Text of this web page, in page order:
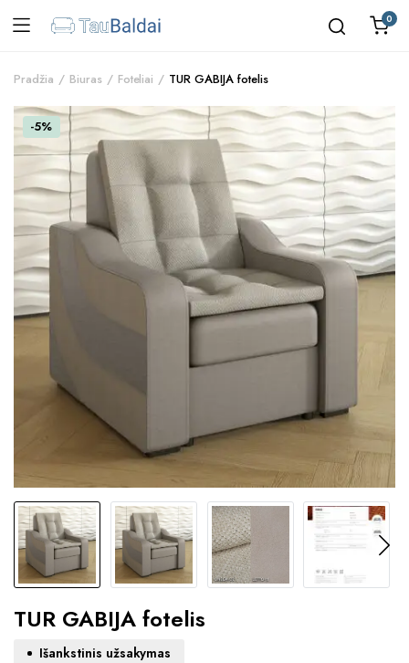
0
Pradžia Biuras Foteliai TUR GABIJA fotelis
-5%
TUR GABIJA fotelis
Išankstinis užsakymas